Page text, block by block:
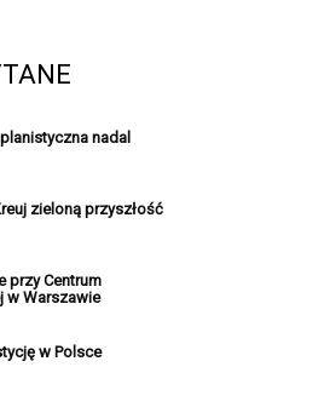
nadal
zieloną przyszłość
przy Centrum
w Warszawie
w Polsce